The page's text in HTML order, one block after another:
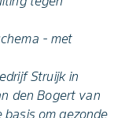
- met
Struijk in
den Bogert van
om gezonde